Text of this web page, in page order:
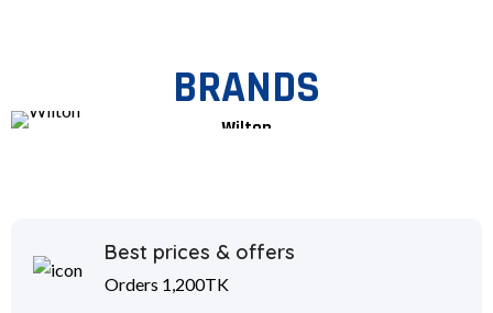
BRANDS
Wilton
Best prices & offers
Orders 1,200TK